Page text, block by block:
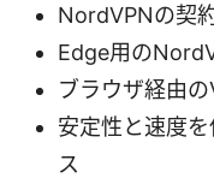
NordVPNの契
Edge用の
ブラウザ経由
安定性と速度
ス